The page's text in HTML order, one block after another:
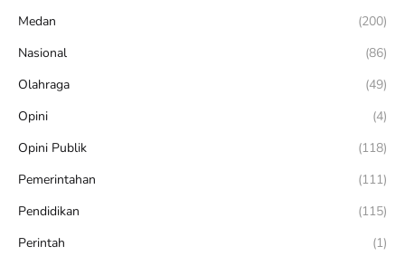
Medan
(200)
Nasional
(86)
Olahraga
(49)
Opini
(4)
Opini Publik
(118)
Pemerintahan
(111)
Pendidikan
(115)
Perintah
(1)